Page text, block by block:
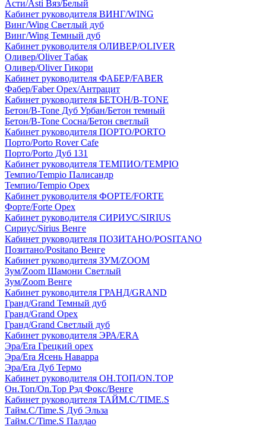
Асти/Asti Вяз/Белый
Кабинет руководителя ВИНГ/WING
Винг/Wing Светлый дуб
Винг/Wing Темный дуб
Кабинет руководителя ОЛИВЕР/OLIVER
Оливер/Oliver Табак
Оливер/Oliver Гикори
Кабинет руководителя ФАБЕР/FABER
Фабер/Faber Орех/Антрацит
Кабинет руководителя БЕТОН/B-TONE
Бетон/B-Tone Дуб Урбан/Бетон темный
Бетон/B-Tone Сосна/Бетон светлый
Кабинет руководителя ПОРТО/PORTO
Порто/Porto Rover Cafe
Порто/Porto Дуб 131
Кабинет руководителя ТЕМПИО/TEMPIO
Темпио/Tempio Палисандр
Темпио/Tempio Орех
Кабинет руководителя ФОРТЕ/FORTE
Форте/Forte Орех
Кабинет руководителя СИРИУС/SIRIUS
Сириус/Sirius Венге
Кабинет руководителя ПОЗИТАНО/POSITANO
Позитано/Positano Венге
Кабинет руководителя ЗУМ/ZOOM
Зум/Zoom Шамони Светлый
Зум/Zoom Венге
Кабинет руководителя ГРАНД/GRAND
Гранд/Grand Темный дуб
Гранд/Grand Орех
Гранд/Grand Светлый дуб
Кабинет руководителя ЭРА/ERA
Эра/Era Грецкий орех
Эра/Era Ясень Наварра
Эра/Era Дуб Термо
Кабинет руководителя ОН.ТОП/ON.TOP
Он.Топ/On.Top Рэд Фокс/Венге
Кабинет руководителя ТАЙМ.С/TIME.S
Тайм.С/Time.S Дуб Эльза
Тайм.С/Time.S Палдао